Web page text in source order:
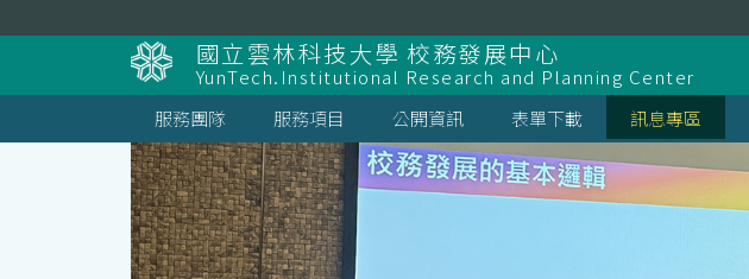
到
主
要
內
容
區
塊
國立雲林科技大學 校務發展中心
YunTech.Institutional Research and Planning Center
服務團隊
服務項目 公開資訊 表單下載 訊息專區